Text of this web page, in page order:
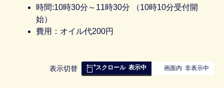
時間:10時30分～11時30分 （10時10分受付開
始）
費用：オイル代200円
表
表示切替 スクロール 表示中 画面内 非表示中